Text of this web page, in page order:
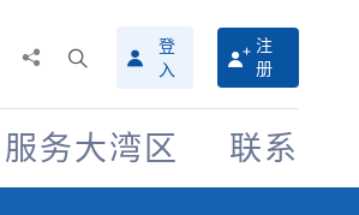
搜
寻
介
面
登
入
注
册
服务大湾区 联系